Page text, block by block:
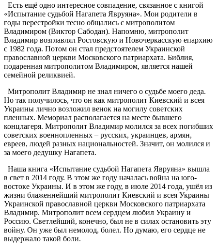
Есть ещё одно интересное совпадение, связанное с книгой
«Испытание судьбой Нагапета Явруяна». Мои родители в
годы перестройки тесно общались с митрополитом
Владимиром (Виктор Сабодан). Напомню, митрополит
Владимир возглавлял Ростовскую и Новочеркасскую епархию
с 1982 года. Потом он стал предстоятелем Украинской
православной церкви Московского патриархата. Библия,
подаренная митрополитом Владимиром, является нашей
семейной реликвией.
Митрополит Владимир не знал ничего о судьбе моего деда.
Но так получилось, что он как митрополит Киевский и всея
Украины лично возложил венок на могилу советских
пленных. Мемориал располагается на месте бывшего
концлагеря. Митрополит Владимир молился за всех погибших
советских военнопленных – русских, украинцев, армян,
евреев, людей разных национальностей. Значит, он молился и
за моего дедушку Нагапета.
Наша книга «Испытание судьбой Нагапета Явруяна» вышла
в свет в 2014 году. В этом же году началась война на юго-
востоке Украины. И в этом же году, в июле 2014 года, ушёл из
жизни блаженнейший митрополит Киевский и всея Украины
Украинской православной церкви Московского патриархата
Владимир. Митрополит всем сердцем любил Украину и
Россию. Светлейший, конечно, был не в силах остановить эту
войну. Он уже был немолод, болел. Но думаю, его сердце не
выдержало такой боли.